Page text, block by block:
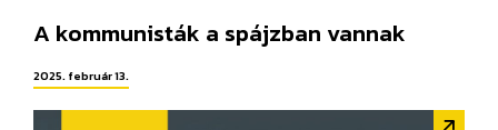
A kommunisták a spájzban vannak
2025. február 13.